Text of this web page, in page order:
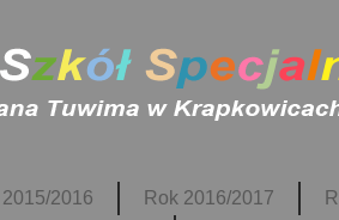
2015/2016 Rok 2016/2017